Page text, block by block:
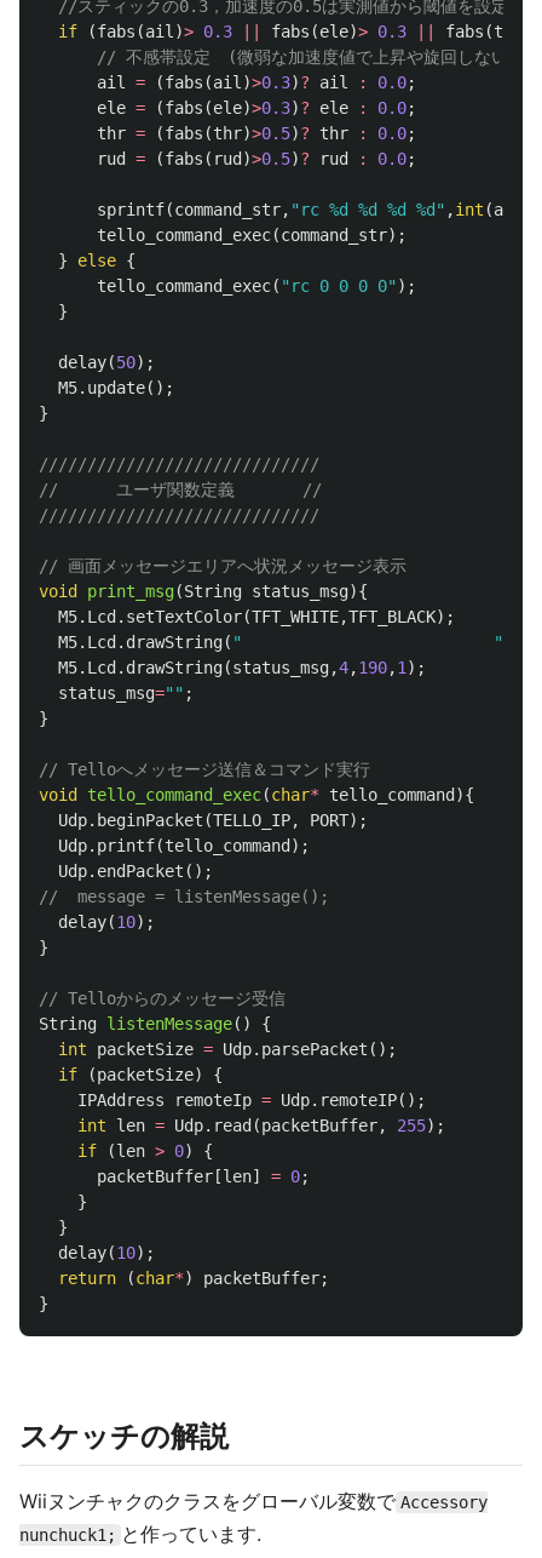
//スティックの0.3，加速度の0.5は実測値から閾値を設定した
if
(fabs (ail )> 0.3 || fabs (ele)> 0.3 || fabs (thr
// 不感帯設定　(微弱な加速度値で上昇や旋回しないよ
ail
= (fabs (ail )>0.3)? ail : 0.0;
ele = (fabs (ele)>0.3)? ele : 0.0;
thr = (fabs (thr)>0.5)? thr : 0.0;
rud = (fabs ( rud)>0.5)? rud : 0.0;
sprintf(command_str, "rc %d %d %d %d" ,int (ail
tello_command_exec(command_str);
}
else {
tello_command_exec( "rc 0 0 0 0" );
}
delay(50);
M5. update();
}
/////////////////////////////
//      ユーザ関数定義       //
/////////////////////////////
// 画面メッセージエリアへ状況メッセージ表示
void print_msg(String status_msg){
M5. Lcd. setTextColor(TFT_WHITE,TFT_BLACK);
M5. Lcd. drawString( "                          "
M5. Lcd. drawString(status_msg,4,190,1 );
status_msg="" ;
}
// Telloへメッセージ送信＆コマンド実行
void tello_command_exec(char* tello_command){
Udp. beginPacket (TELLO_IP, PORT);
Udp. printf(tello_command);
Udp. endPacket ();
//  message = listenMessage();
delay(10);
}
// Telloからのメッセージ受信
String listenMessage()
{
int
packetSize = Udp. parsePacket ();
if
(packetSize)
{
IPAddress
remoteIp = Udp. remoteIP();
int
len = Udp. read(packetBuffer, 255);
if
(len > 0)
{
packetBuffer[len] = 0;
}
}
delay(10);
return
(char*) packetBuffer;
}
スケッチの解説
Wiiヌンチャクのクラスをグローバル変数で Accessory
nunchuck1; と作っています.